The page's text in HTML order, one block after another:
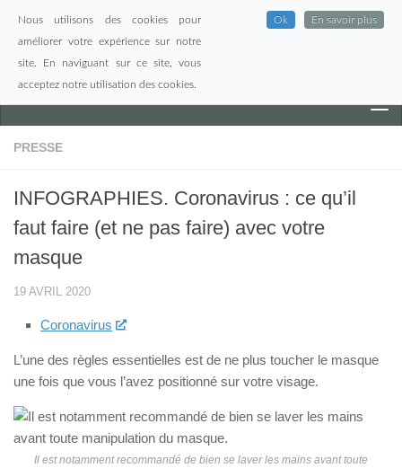
Skip to content
PRESSE
INFOGRAPHIES. Coronavirus : ce qu’il
faut faire (et ne pas faire) avec votre
masque
19 AVRIL 2020
Coronavirus
L’une des règles essentielles est de ne plus toucher le masque
une fois que vous l’avez positionné sur votre visage.
Il est notamment recommandé de bien se laver les mains avant toute
Nous utilisons des cookies pour
améliorer votre expérience sur notre
site. En naviguant sur ce site, vous
acceptez notre utilisation des cookies.
Ok En savoir plus